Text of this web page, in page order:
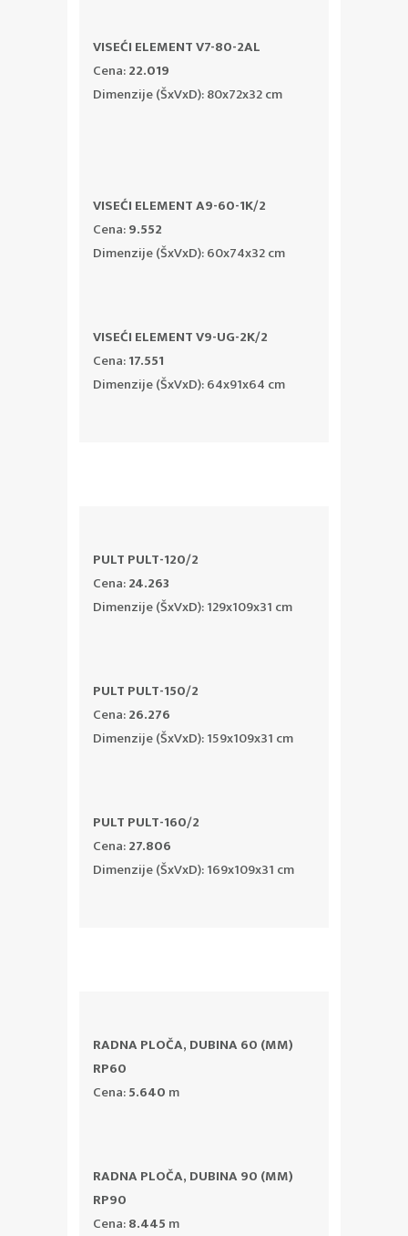
VISEĆI ELEMENT V7-80-2AL
Cena:22.019
Dimenzije (ŠxVxD): 80x72x32 cm
VISEĆI ELEMENT A9-60-1K/2
Cena:9.552
Dimenzije (ŠxVxD): 60x74x32 cm
VISEĆI ELEMENT V9-UG-2K/2
Cena:17.551
Dimenzije (ŠxVxD): 64x91x64 cm
PULT PULT-120/2
Cena:24.263
Dimenzije (ŠxVxD): 129x109x31 cm
PULT PULT-150/2
Cena:26.276
Dimenzije (ŠxVxD): 159x109x31 cm
PULT PULT-160/2
Cena:27.806
Dimenzije (ŠxVxD): 169x109x31 cm
RADNA PLOČA, DUBINA 60 (MM)
RP60
Cena:5.640 m
RADNA PLOČA, DUBINA 90 (MM)
RP90
Cena:8.445 m